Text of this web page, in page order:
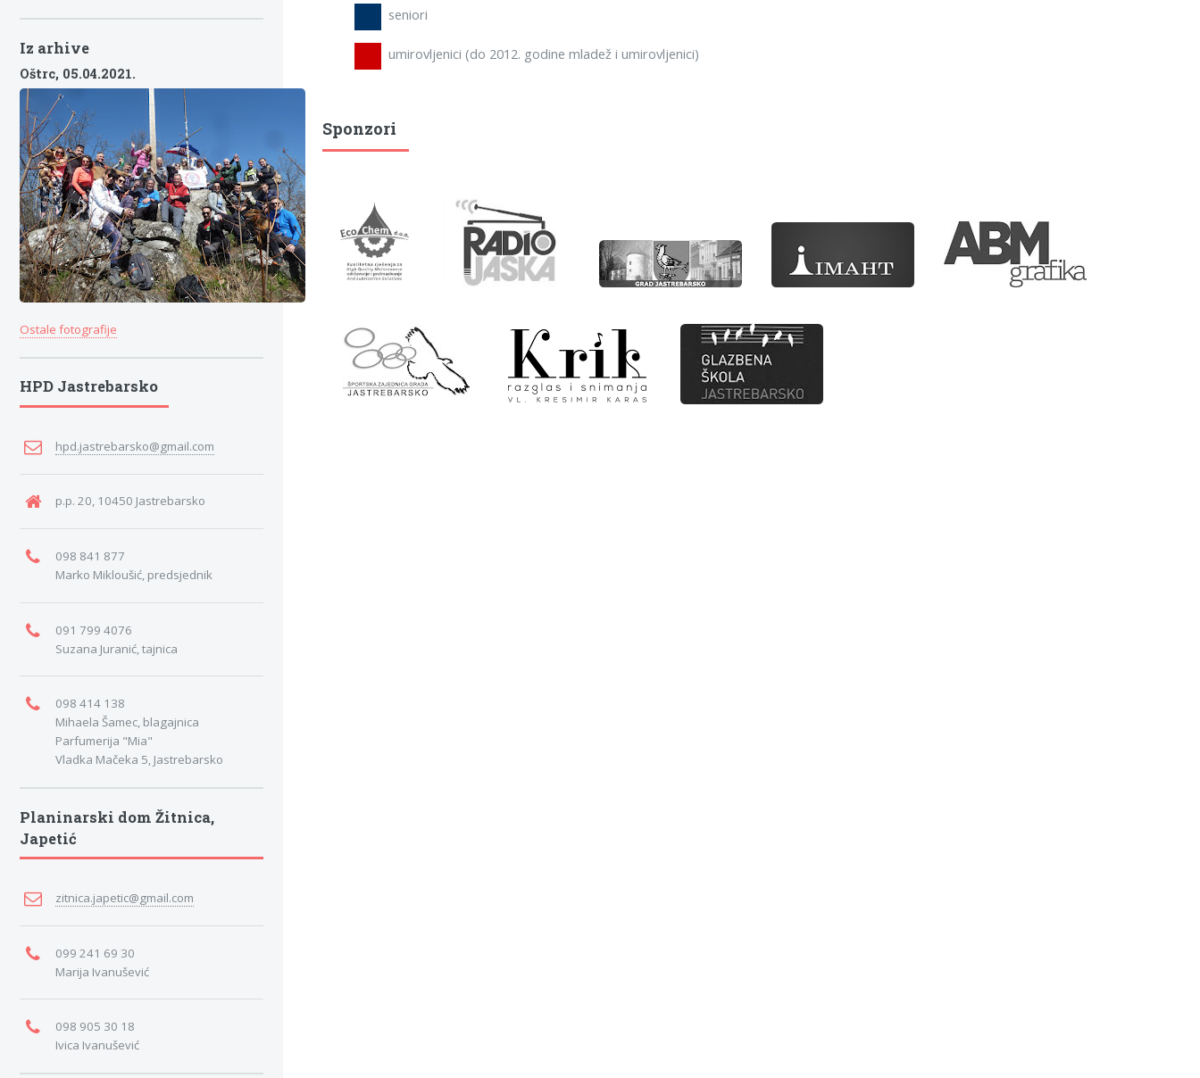
seniori
umirovljenici (do 2012. godine mladež i umirovljenici)
Sponzori
Iz arhive
Oštrc, 05.04.2021.
Ostale fotografije
HPD Jastrebarsko
hpd.jastrebarsko@gmail.com
p.p. 20, 10450 Jastrebarsko
098 841 877
Marko Mikloušić, predsjednik
091 799 4076
Suzana Juranić, tajnica
098 414 138
Mihaela Šamec, blagajnica
Parfumerija "Mia"
Vladka Mačeka 5, Jastrebarsko
Planinarski dom Žitnica,
Japetić
zitnica.japetic@gmail.com
099 241 69 30
Marija Ivanušević
098 905 30 18
Ivica Ivanušević